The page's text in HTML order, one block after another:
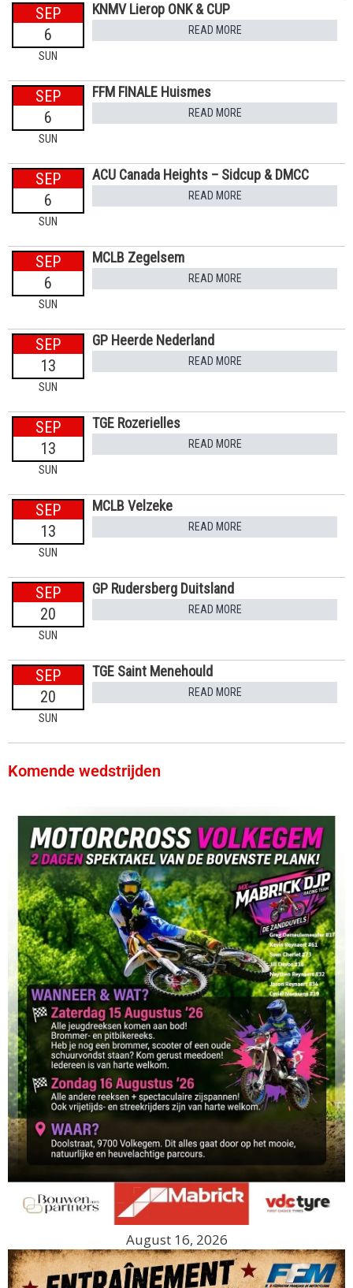
SEP
6
SUN
KNMV Lierop ONK & CUP
READ MORE
SEP
6
SUN
FFM FINALE Huismes
READ MORE
SEP
6
SUN
ACU Canada Heights – Sidcup & DMCC
READ MORE
SEP
6
SUN
MCLB Zegelsem
READ MORE
SEP
13
SUN
GP Heerde Nederland
READ MORE
SEP
13
SUN
TGE Rozerielles
READ MORE
SEP
13
SUN
MCLB Velzeke
READ MORE
SEP
20
SUN
GP Rudersberg Duitsland
READ MORE
SEP
20
SUN
TGE Saint Menehould
READ MORE
Komende wedstrijden
August 16, 2026